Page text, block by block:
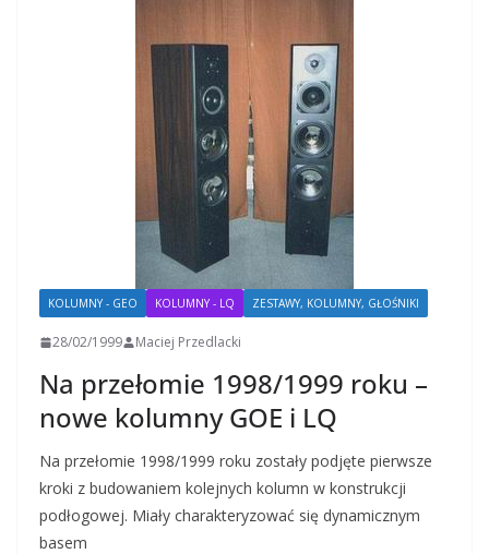
KOLUMNY - GEO KOLUMNY - LQ ZESTAWY, KOLUMNY, GŁOŚNIKI
28/02/1999 Maciej Przedlacki
Na przełomie 1998/1999 roku –
nowe kolumny GOE i LQ
Na przełomie 1998/1999 roku zostały podjęte pierwsze
kroki z budowaniem kolejnych kolumn w konstrukcji
podłogowej. Miały charakteryzować się dynamicznym
basem